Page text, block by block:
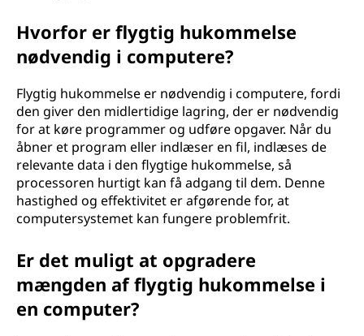
Hvorfor er flygtig hukommelse
nødvendig i computere?
Flygtig hukommelse er nødvendig i computere, fordi
den giver den midlertidige lagring, der er nødvendig
for at køre programmer og udføre opgaver. Når du
åbner et program eller indlæser en fil, indlæses de
relevante data i den flygtige hukommelse, så
processoren hurtigt kan få adgang til dem. Denne
hastighed og effektivitet er afgørende for, at
computersystemet kan fungere problemfrit.
Er det muligt at opgradere
mængden af flygtig hukommelse i
en computer?